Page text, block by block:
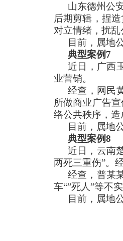
山东德州公
后期剪辑，捏
对立情绪，扰乱
目前，属地
典型案例7
近日，广西
业营销。
经查，网民
所做商业广告
络公共秩序，造
目前，属地
典型案例8
近日，云南
两死三重伤”。
经查，普某
车“”死人”等不
目前，属地